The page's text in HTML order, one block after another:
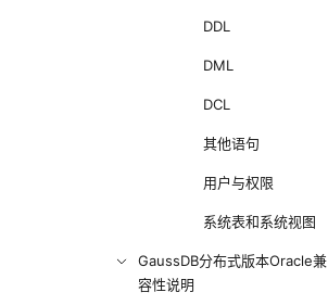
DDL
DML
DCL
其他语句
用户与权限
系统表和系统视图
GaussDB分布式版本Oracle兼
容性说明